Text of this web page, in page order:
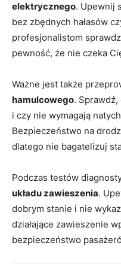
elektrycznego. Upewnij
bez zbędnych hałasów
profesjonalistom
pewność, że nie czeka
Ważne jest także
‍hamulcowego. Sprawdź,
‌i czy nie wymagają
Bezpieczeństwo na
dlatego nie‌ bagatelizuj
Podczas testów⁣
układu zawieszenia.
dobrym stanie i nie
działające zawieszenie
bezpieczeństwo